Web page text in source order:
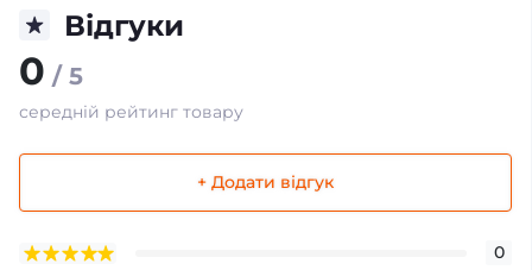
Відгуки
0 / 5
середній рейтинг товару
+ Додати відгук
0